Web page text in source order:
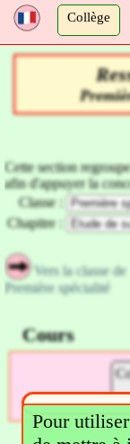
Pour
a Collège
Cette section
afin d'appuyer la
Classe :
Chapitre :
Vers la classe de
Première spécialité
Cours